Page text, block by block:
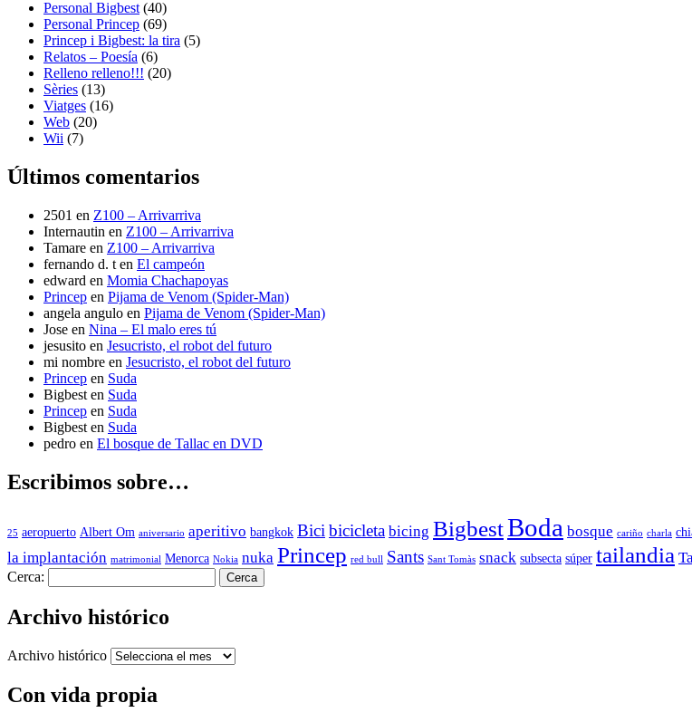
Personal Bigbest (40)
Personal Princep (69)
Princep i Bigbest: la tira (5)
Relatos – Poesía (6)
Relleno relleno!!! (20)
Sèries (13)
Viatges (16)
Web (20)
Wii (7)
Últimos comentarios
2501 en Z100 – Arrivarriva
Internautin en Z100 – Arrivarriva
Tamare en Z100 – Arrivarriva
fernando d. t en El campeón
edward en Momia Chachapoyas
Princep en Pijama de Venom (Spider-Man)
angela angulo en Pijama de Venom (Spider-Man)
Jose en Nina – El malo eres tú
jesusito en Jesucristo, el robot del futuro
mi nombre en Jesucristo, el robot del futuro
Princep en Suda
Bigbest en Suda
Princep en Suda
Bigbest en Suda
pedro en El bosque de Tallac en DVD
Escribimos sobre…
25 aeropuerto Albert Om aniversario aperitivo bangkok Bici bicicleta bicing BigbestBoda bosque cariño charla
la implantación matrimonial Menorca Nokia nuka Princep red bull Sants Sant Tomàs snack subsecta súper tailandia
Cerca:
Archivo histórico
Archivo histórico
Con vida propia